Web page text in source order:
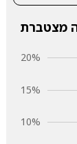
מצטברת
10%
15%
20%